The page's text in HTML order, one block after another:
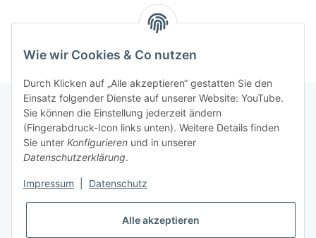
Kundenservice
Wie wir Cookies & Co nutzen
Durch Klicken auf „Alle akzeptieren“ gestatten Sie den
Einsatz folgender Dienste auf unserer Website: YouTube.
Sie können die Einstellung jederzeit ändern
(Fingerabdruck-Icon links unten). Weitere Details finden
Sie unter Konfigurieren und in unserer
Datenschutzerklärung.
Impressum Datenschutz
Alle akzeptieren